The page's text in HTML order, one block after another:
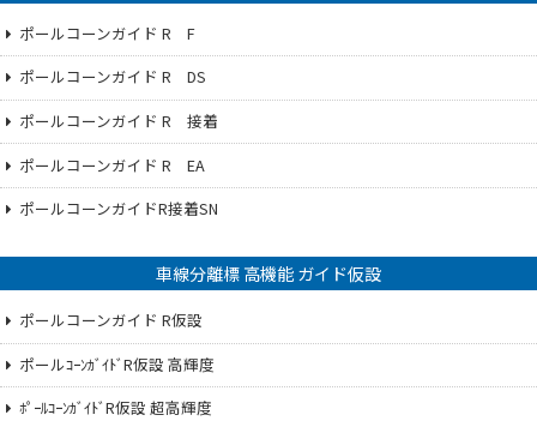
ポールコーンガイド R F
ポールコーンガイド R DS
ポールコーンガイド R 接着
ポールコーンガイド R EA
ポールコーンガイドR接着SN
車線分離標 高機能 ガイド仮設
ポールコーンガイド R仮設
ポールｺｰﾝｶﾞｲﾄﾞR仮設 高輝度
ﾎﾟｰﾙｺｰﾝｶﾞｲﾄﾞR仮設 超高輝度